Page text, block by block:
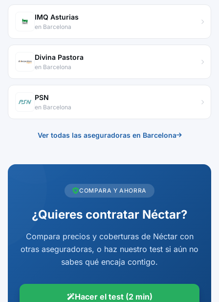
IMQ Asturias
en Barcelona
Divina Pastora
en Barcelona
PSN
en Barcelona
Ver todas las aseguradoras en Barcelona
COMPARA Y AHORRA
¿Quieres contratar Néctar?
Compara precios y coberturas de Néctar con
otras aseguradoras, o haz nuestro test si aún no
sabes qué encaja contigo.
Hacer el test (2 min)